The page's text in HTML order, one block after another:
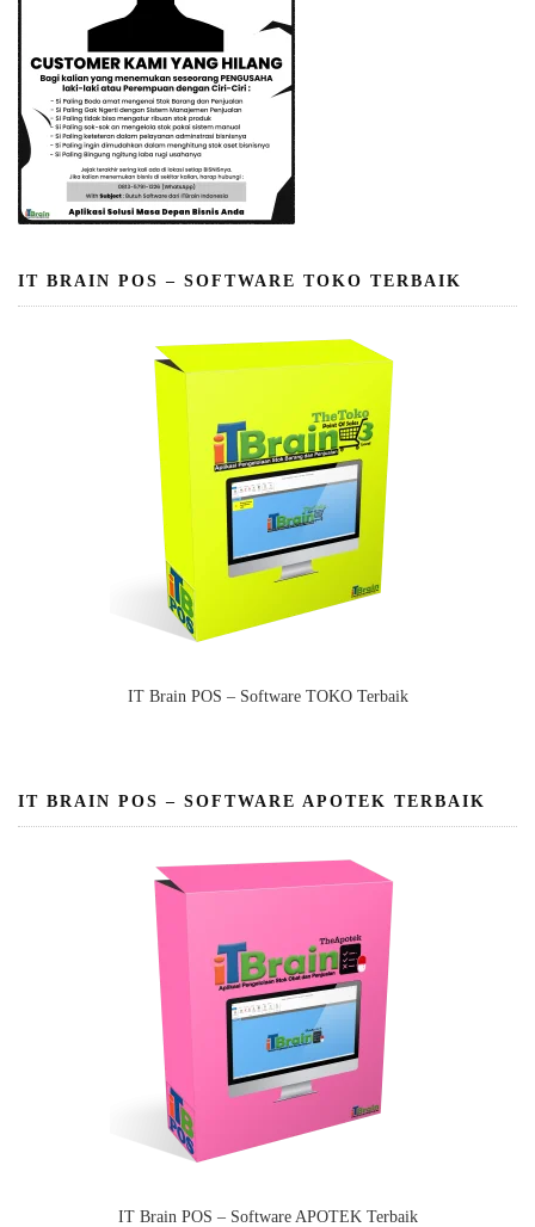
IT BRAIN POS – SOFTWARE TOKO TERBAIK
IT Brain POS – Software TOKO Terbaik
IT BRAIN POS – SOFTWARE APOTEK TERBAIK
IT Brain POS – Software APOTEK Terbaik